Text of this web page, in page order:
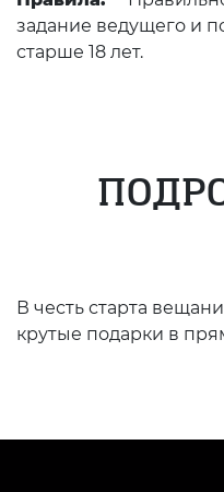
задание ведущего и
старше 18 лет.
В честь старта
крутые подарки в